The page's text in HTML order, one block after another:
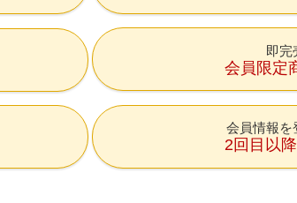
即完
会員限定
会員情報を
2回目以